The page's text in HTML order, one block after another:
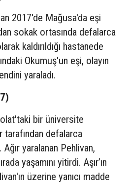
2017'de Mağusa'da eşi
sokak ortasında defalarca
kaldırıldığı hastanede
Okumuş'un eşi, olayın
yaraladı.
bir üniversite
tarafından defalarca
yaralanan Pehlivan,
yaşamını yitirdi. Aşır’ın
üzerine yanıcı madde